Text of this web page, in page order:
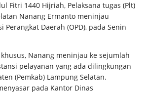
Fitri 1440 Hijriah, Pelaksana tugas (Plt)
Nanang Ermanto meninjau
Perangkat Daerah (OPD), pada Senin
Nanang meninjau ke sejumlah
pelayanan yang ada dilingkungan
(Pemkab) Lampung Selatan.
pada Kantor Dinas